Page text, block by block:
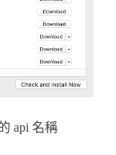
api 名稱